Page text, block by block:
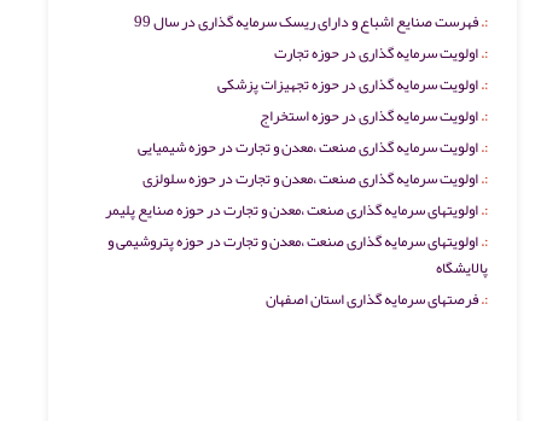
فهرست صنایع اشباع و دارای ریسک سرمایه گذاری در سال 99
اولویت سرمایه گذاری در حوزه تجارت
اولویت سرمایه گذاری در حوزه تجهیزات پزشکی
اولویت سرمایه گذاری در حوزه استخراج
اولویت سرمایه گذاری صنعت ،معدن و تجارت در حوزه شیمیایی
اولویت سرمایه گذاری صنعت ،معدن و تجارت در حوزه سلولزی
اولویتهای سرمایه گذاری صنعت ،معدن و تجارت در حوزه صنایع پلیمر
اولویتهای سرمایه گذاری صنعت ،معدن و تجارت در حوزه پتروشیمی و
پالایشگاه
فرصتهای سرمایه گذاری استان اصفهان